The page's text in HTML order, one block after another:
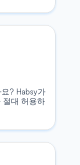
? Habsy가
절대 허용하